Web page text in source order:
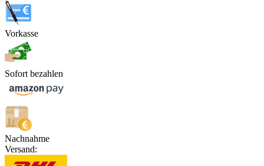
Vorkasse
Sofort bezahlen
Nachnahme
Versand: